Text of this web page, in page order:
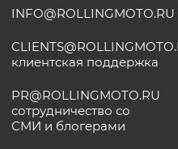
INFO@ROLLINGMOTO.RU
клиентская поддержка
PR@ROLLINGMOTO.RU
сотрудничество со
СМИ и блогерами